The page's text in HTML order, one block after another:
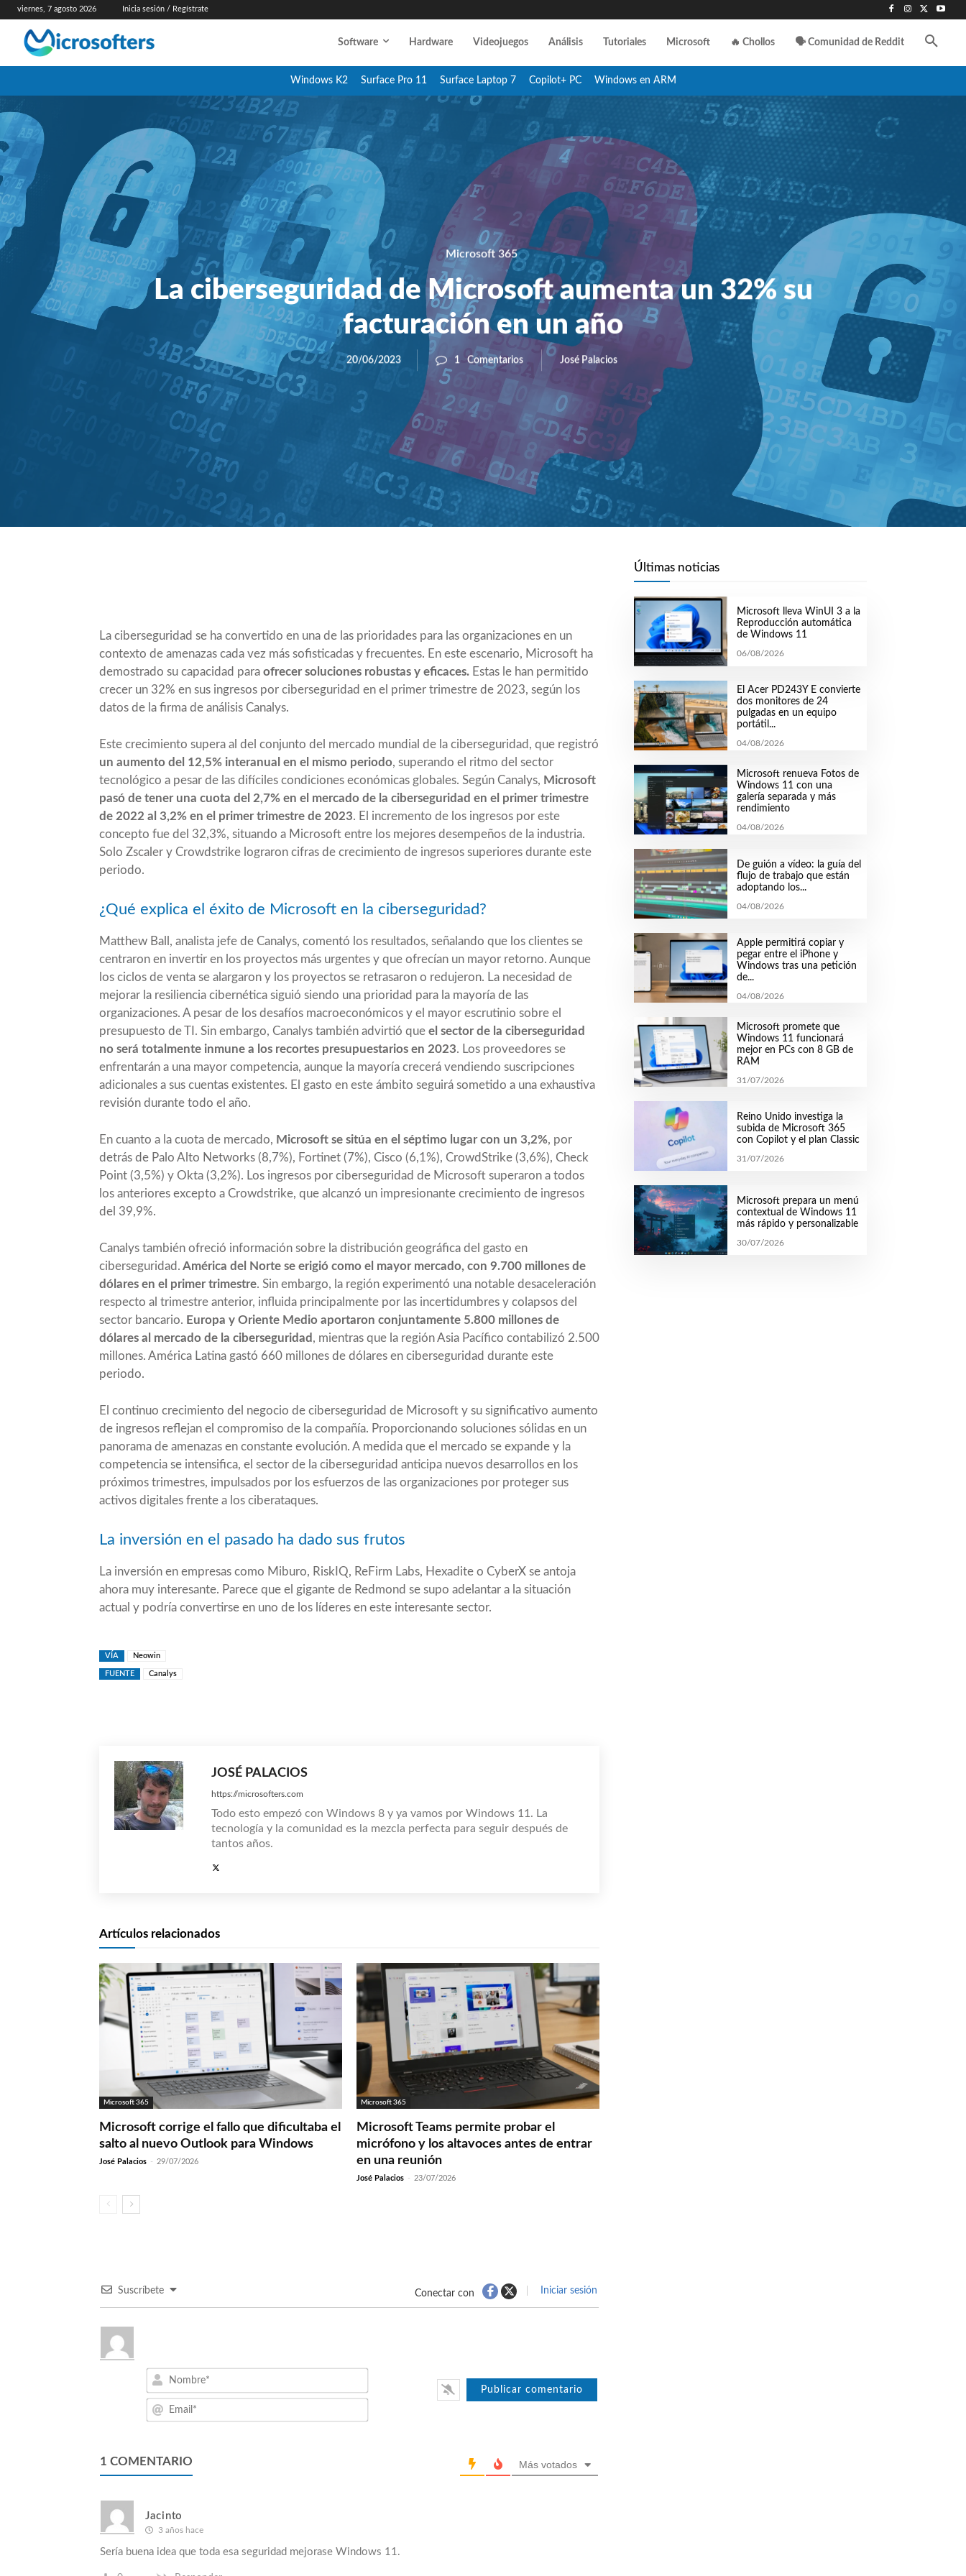
viernes, 7 agosto 2026 Inicia sesión / Regístrate
Software Hardware Videojuegos Análisis Tutoriales Microsoft 🔥 Chollos 🗣️ Comunidad de Reddit
Windows K2 Surface Pro 11 Surface Laptop 7 Copilot+ PC Windows en ARM
Microsoft 365
La ciberseguridad de Microsoft aumenta un 32% su
facturación en un año
20/06/2023 1 Comentarios José Palacios
La ciberseguridad se ha convertido en una de las prioridades para las organizaciones en un
contexto de amenazas cada vez más sofisticadas y frecuentes. En este escenario, Microsoft ha
demostrado su capacidad para ofrecer soluciones robustas y eficaces. Estas le han permitido
crecer un 32% en sus ingresos por ciberseguridad en el primer trimestre de 2023, según los
datos de la firma de análisis Canalys.
Este crecimiento supera al del conjunto del mercado mundial de la ciberseguridad, que registró
un aumento del 12,5% interanual en el mismo periodo, superando el ritmo del sector
tecnológico a pesar de las difíciles condiciones económicas globales. Según Canalys, Microsoft
pasó de tener una cuota del 2,7% en el mercado de la ciberseguridad en el primer trimestre
de 2022 al 3,2% en el primer trimestre de 2023. El incremento de los ingresos por este
concepto fue del 32,3%, situando a Microsoft entre los mejores desempeños de la industria.
Solo Zscaler y Crowdstrike lograron cifras de crecimiento de ingresos superiores durante este
periodo.
¿Qué explica el éxito de Microsoft en la ciberseguridad?
Matthew Ball, analista jefe de Canalys, comentó los resultados, señalando que los clientes se
centraron en invertir en los proyectos más urgentes y que ofrecían un mayor retorno. Aunque
los ciclos de venta se alargaron y los proyectos se retrasaron o redujeron. La necesidad de
mejorar la resiliencia cibernética siguió siendo una prioridad para la mayoría de las
organizaciones. A pesar de los desafíos macroeconómicos y el mayor escrutinio sobre el
presupuesto de TI. Sin embargo, Canalys también advirtió que el sector de la ciberseguridad
no será totalmente inmune a los recortes presupuestarios en 2023. Los proveedores se
enfrentarán a una mayor competencia, aunque la mayoría crecerá vendiendo suscripciones
adicionales a sus cuentas existentes. El gasto en este ámbito seguirá sometido a una exhaustiva
revisión durante todo el año.
En cuanto a la cuota de mercado, Microsoft se sitúa en el séptimo lugar con un 3,2%, por
detrás de Palo Alto Networks (8,7%), Fortinet (7%), Cisco (6,1%), CrowdStrike (3,6%), Check
Point (3,5%) y Okta (3,2%). Los ingresos por ciberseguridad de Microsoft superaron a todos
los anteriores excepto a Crowdstrike, que alcanzó un impresionante crecimiento de ingresos
del 39,9%.
Canalys también ofreció información sobre la distribución geográfica del gasto en
ciberseguridad. América del Norte se erigió como el mayor mercado, con 9.700 millones de
dólares en el primer trimestre. Sin embargo, la región experimentó una notable desaceleración
respecto al trimestre anterior, influida principalmente por las incertidumbres y colapsos del
sector bancario. Europa y Oriente Medio aportaron conjuntamente 5.800 millones de
dólares al mercado de la ciberseguridad , mientras que la región Asia Pacífico contabilizó 2.500
millones. América Latina gastó 660 millones de dólares en ciberseguridad durante este
periodo.
El continuo crecimiento del negocio de ciberseguridad de Microsoft y su significativo aumento
de ingresos reflejan el compromiso de la compañía. Proporcionando soluciones sólidas en un
panorama de amenazas en constante evolución. A medida que el mercado se expande y la
competencia se intensifica, el sector de la ciberseguridad anticipa nuevos desarrollos en los
próximos trimestres, impulsados por los esfuerzos de las organizaciones por proteger sus
activos digitales frente a los ciberataques.
La inversión en el pasado ha dado sus frutos
La inversión en empresas como Miburo, RiskIQ, ReFirm Labs, Hexadite o CyberX se antoja
ahora muy interesante. Parece que el gigante de Redmond se supo adelantar a la situación
actual y podría convertirse en uno de los líderes en este interesante sector.
VÍA Neowin
FUENTE Canalys
JOSÉ PALACIOS
https://microsofters.com
Todo esto empezó con Windows 8 y ya vamos por Windows 11. La
tecnología y la comunidad es la mezcla perfecta para seguir después de
tantos años.
Artículos relacionados
Microsoft 365
Microsoft corrige el fallo que dificultaba el
salto al nuevo Outlook para Windows
José Palacios - 29/07/2026
Microsoft 365
Microsoft Teams permite probar el
micrófono y los altavoces antes de entrar
en una reunión
José Palacios - 23/07/2026
Suscríbete Conectar con Iniciar sesión
1 COMENTARIO Más votados
Jacinto
3 años hace
Sería buena idea que toda esa seguridad mejorase Windows 11.
Últimas noticias
Microsoft lleva WinUI 3 a la
Reproducción automática
de Windows 11
06/08/2026
El Acer PD243Y E convierte
dos monitores de 24
pulgadas en un equipo
portátil...
04/08/2026
Microsoft renueva Fotos de
Windows 11 con una
galería separada y más
rendimiento
04/08/2026
De guión a vídeo: la guía del
flujo de trabajo que están
adoptando los...
04/08/2026
Apple permitirá copiar y
pegar entre el iPhone y
Windows tras una petición
de...
04/08/2026
Microsoft promete que
Windows 11 funcionará
mejor en PCs con 8 GB de
RAM
31/07/2026
Reino Unido investiga la
subida de Microsoft 365
con Copilot y el plan Classic
31/07/2026
Microsoft prepara un menú
contextual de Windows 11
más rápido y personalizable
30/07/2026